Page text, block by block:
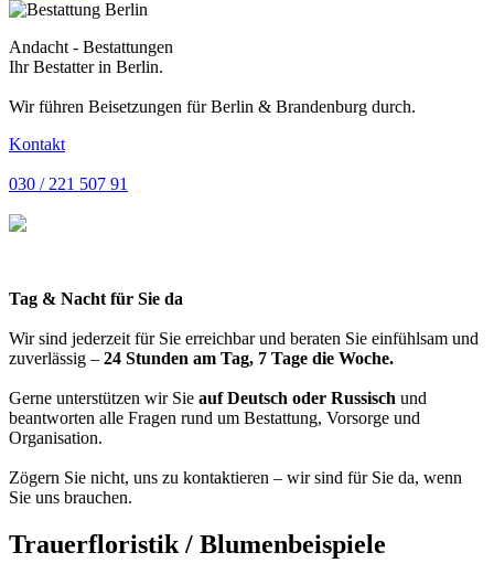
Andacht - Bestattungen
Ihr Bestatter in Berlin.
Wir führen Beisetzungen für Berlin & Brandenburg durch.
Kontakt
030 / 221 507 91
Tag & Nacht für Sie da
Wir sind jederzeit für Sie erreichbar und beraten Sie einfühlsam und
zuverlässig – 24 Stunden am Tag, 7 Tage die Woche.
Gerne unterstützen wir Sie auf Deutsch oder Russisch und
beantworten alle Fragen rund um Bestattung, Vorsorge und
Organisation.
Zögern Sie nicht, uns zu kontaktieren – wir sind für Sie da, wenn
Sie uns brauchen.
Trauerfloristik / Blumenbeispiele